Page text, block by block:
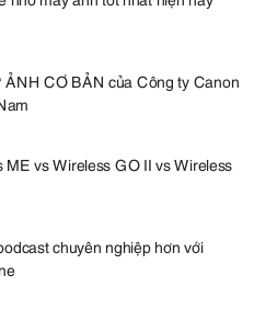
ẢNH CƠ BẢN của Công ty Canon
ME vs Wireless GO II vs Wireless
chuyên nghiệp hơn với